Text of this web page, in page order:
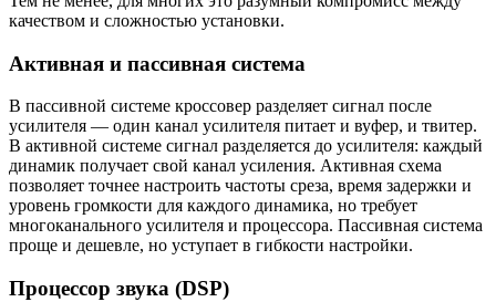
качеством и сложностью установки.
Активная и пассивная система
В пассивной системе кроссовер разделяет сигнал после
усилителя — один канал усилителя питает и вуфер, и твитер.
В активной системе сигнал разделяется до усилителя: каждый
динамик получает свой канал усиления. Активная схема
позволяет точнее настроить частоты среза, время задержки и
уровень громкости для каждого динамика, но требует
многоканального усилителя и процессора. Пассивная система
проще и дешевле, но уступает в гибкости настройки.
Процессор звука (DSP)